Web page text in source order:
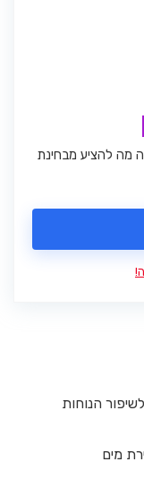
מה להציע מבחינת
הנוחות
מים